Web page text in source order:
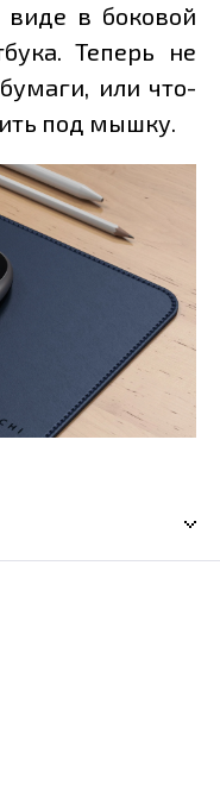
в боковой
Теперь не
или что-
под мышку.